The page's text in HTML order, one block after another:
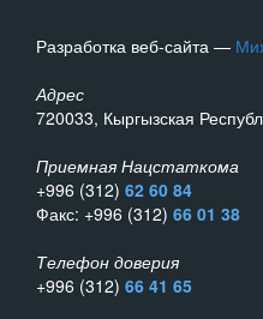
Разработка веб-сайта —
Адрес
720033, Кыргызская
Приемная Нацстаткома
+996 (312) 62 60 84
Факс: +996 (312) 66 01 38
Телефон доверия
+996 (312) 66 41 65